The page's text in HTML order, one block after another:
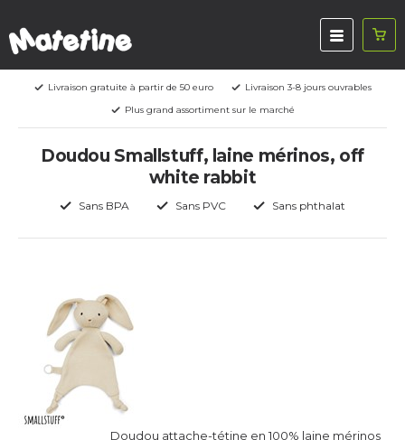
Livraison gratuite à partir de 50 euro
Livraison 3-8 jours ouvrables
Plus grand assortiment sur le marché
Doudou Smallstuff, laine mérinos, off
white rabbit
Sans BPA Sans PVC Sans phthalat
Doudou attache-tétine en 100% laine mérinos